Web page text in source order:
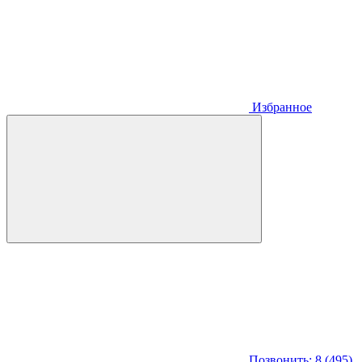
Избранное